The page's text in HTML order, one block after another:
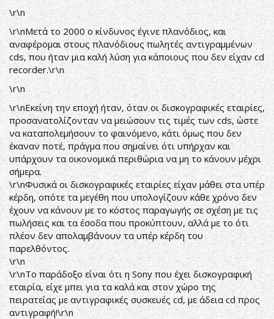
\r\n
\r\nΜετά το 2000 ο κίνδυνος έγινε πλανόδιος, και
αναφέρομαι στους πλανόδιους πωλητές αντιγραμμένων
cds, που ήταν μια καλή λύση για κάποιους που δεν είχαν cd
recorder.\r\n
\r\n
\r\nΕκείνη την εποχή ήταν, όταν οι δισκογραφικές εταιρίες,
προσανατολίζονταν να μειώσουν τις τιμές των cds, ώστε
να καταπολεμήσουν το φαινόμενο, κάτι όμως που δεν
έκαναν ποτέ, πράγμα που σημαίνει ότι υπήρχαν και
υπάρχουν τα οικονομικά περιθώρια να μη το κάνουν μέχρι
σήμερα.
\r\nΦυσικά οι δισκογραφικές εταιρίες είχαν μάθει στα υπέρ
κέρδη, οπότε τα μεγέθη που υπολογίζουν κάθε χρόνο δεν
έχουν να κάνουν με το κόστος παραγωγής σε σχέση με τις
πωλήσεις και τα έσοδα που προκύπτουν, αλλά με το ότι
πλέον δεν απολαμβάνουν τα υπέρ κέρδη του
παρελθόντος.
\r\n
\r\nΤο παράδοξο είναι ότι η Sony που έχει δισκογραφική
εταιρία, είχε μπει για τα καλά και στον χώρο της
πειρατείας με αντιγραφικές συσκευές cd, με άδεια cd προς
αντιγραφή!\r\n